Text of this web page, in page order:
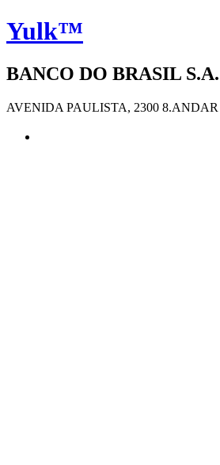
Yulk™
BANCO DO BRASIL
AVENIDA PAULISTA, 2300